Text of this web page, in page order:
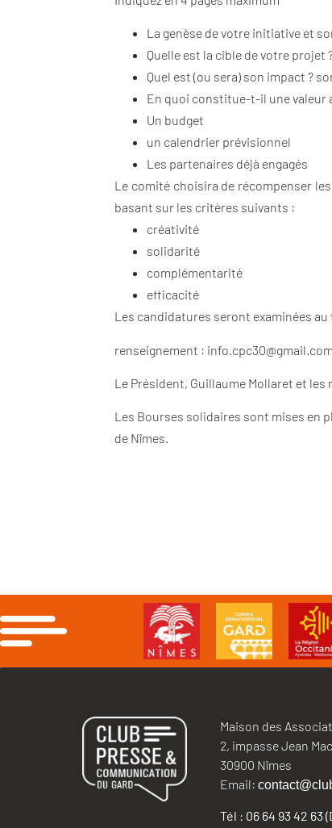
La genèse de votre initiative et
Quelle est la cible de votre projet
Quel est (ou sera) son impact ?
En quoi constitue-t-il une valeur
Un budget
un calendrier prévisionnel
Les partenaires déjà engagés
Le comité choisira de récompenser
basant sur les critères suivants :
créativité
solidarité
complémentarité
efficacité
Les candidatures seront examinées au
renseignement : info.cpc30@gmail.com
Le Président, Guillaume Mollaret et
Les Bourses solidaires sont mises en
de Nîmes.
Maison des
2, impasse Jean
30900 Nîmes
Email:
Tél : 06 64 93 42 63